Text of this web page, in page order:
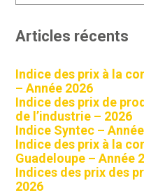
Articles récents
Indice des prix à la
– Année 2026
Indice des prix de
de l’industrie – 2026
Indice Syntec –
Indice des prix à la
Guadeloupe – Année
Indices des prix des
2026